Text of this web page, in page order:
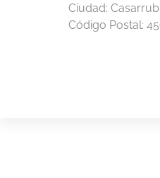
Ciudad:
Código Postal: